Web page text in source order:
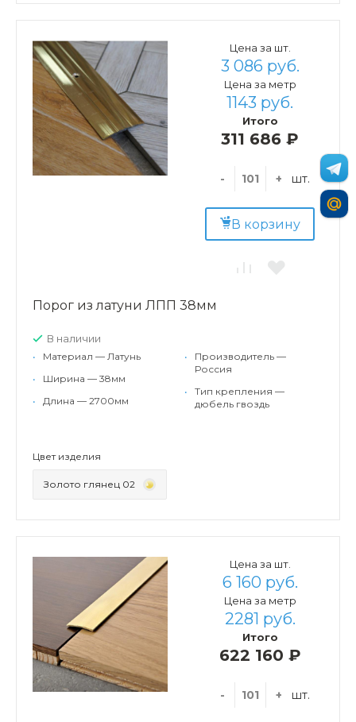
Цена за шт.
3 086 руб.
Цена за метр
1143 руб.
Итого
311 686 ₽
- + шт.
В корзину
Порог из латуни ЛПП 38мм
В наличии
•
Материал — Латунь
•
Ширина — 38мм
•
Длина — 2700мм
•
Производитель —
Россия
•
Тип крепления —
дюбель гвоздь
Цвет изделия
Золото глянец 02
Цена за шт.
6 160 руб.
Цена за метр
2281 руб.
Итого
622 160 ₽
- + шт.